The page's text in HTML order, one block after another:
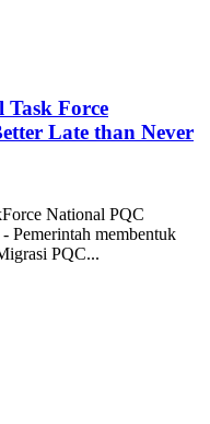
Task Force
Late than Never
National PQC
Pemerintah membentuk
PQC...